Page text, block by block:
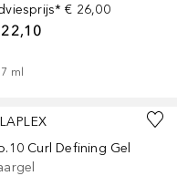
€ 26,00
ml
Curl Defining Gel